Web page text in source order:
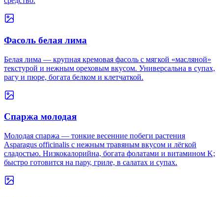
Фасоль белая лима
Белая лима — крупная кремовая фасоль с мягкой «масляной»
текстурой и нежным ореховым вкусом. Универсальна в супах,
рагу и пюре, богата белком и клетчаткой.
Спаржа молодая
Молодая спаржа — тонкие весенние побеги растения
Asparagus officinalis с нежным травяным вкусом и лёгкой
сладостью. Низкокалорийна, богата фолатами и витамином K;
быстро готовится на пару, гриле, в салатах и супах.